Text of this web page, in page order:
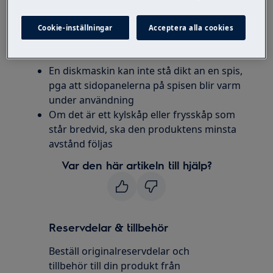
Minsta avstånd till diskmaskin är 5cm
En diskmaskin kan inte stå dikt an en spis,
pga att sidopanelerna på spisen blir varm
under användning
Om det är ett kylskåp eller frysskåp som
står bredvid, ska den produktens minsta
avstånd följas
Var den här artikeln till hjälp?
Reservdelar & tillbehör
Beställ originalreservdelar och
tillbehör till din produkt från
Cookie-inställningar Acceptera alla cookies